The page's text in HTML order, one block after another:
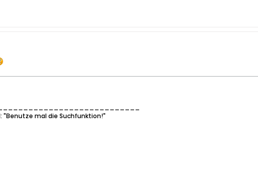
"Benutze mal die Suchfunktion!"